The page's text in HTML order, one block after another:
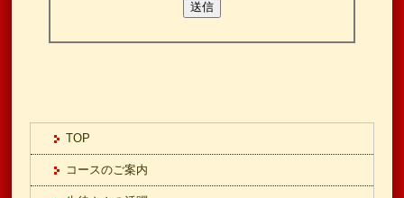
TOP
コースのご案内